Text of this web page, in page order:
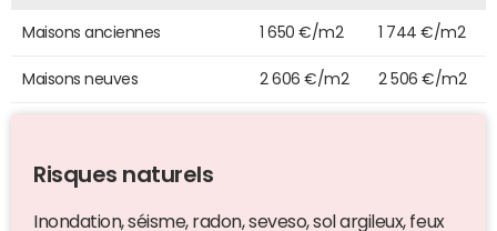
Maisons anciennes 1 650 €/m2 1 744 €/m2
Maisons neuves 2 606 €/m2 2 506 €/m2
Risques naturels
Inondation, séisme, radon, seveso, sol argileux, feux